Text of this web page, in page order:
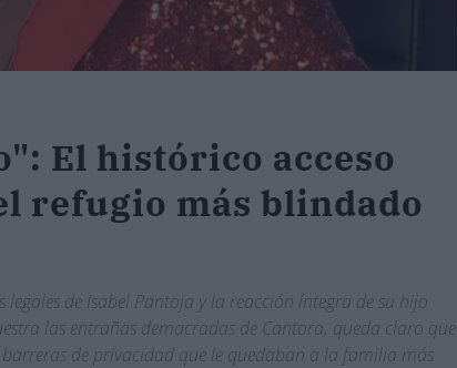
El histórico acceso
refugio más blindado
de Isabel Pantoja y la reacción íntegra de su hijo
las entrañas demacradas de Cantora, queda claro que
de privacidad que le quedaban a la familia más